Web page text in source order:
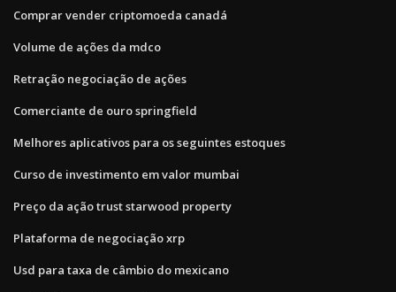
Comprar vender criptomoeda canadá
Volume de ações da mdco
Retração negociação de ações
Comerciante de ouro springfield
Melhores aplicativos para os seguintes estoques
Curso de investimento em valor mumbai
Preço da ação trust starwood property
Plataforma de negociação xrp
Usd para taxa de câmbio do mexicano